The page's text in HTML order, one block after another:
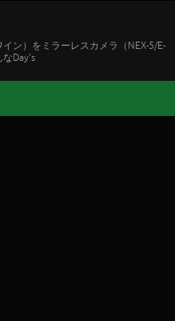
ン）をミラーレスカメラ（NEX-5/E-
Day's